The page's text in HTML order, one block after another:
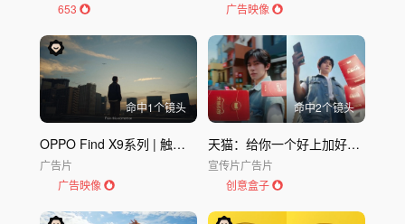
653
广告映像
命中1个镜头
OPPO Find X9系列 | 触手可及的未来影像
广告片
广告映像
命中2个镜头
天猫：给你一个好上加好的618
宣传片广告片
创意盒子